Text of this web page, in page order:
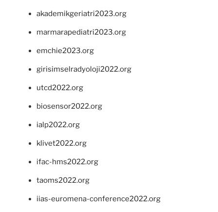
akademikgeriatri2023.org
marmarapediatri2023.org
emchie2023.org
girisimselradyoloji2022.org
utcd2022.org
biosensor2022.org
ialp2022.org
klivet2022.org
ifac-hms2022.org
taoms2022.org
iias-euromena-conference2022.org